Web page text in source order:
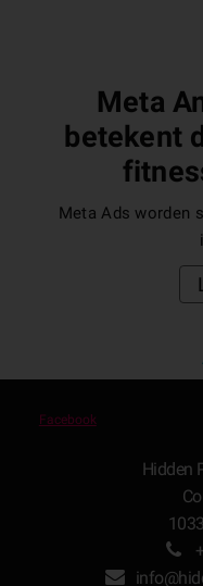
Meta
betekent
Meta Ads worden
Facebook
Hidden